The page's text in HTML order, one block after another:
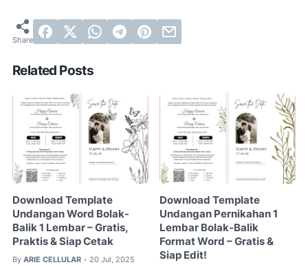
Related Posts
Download Template
Undangan Word Bolak-
Balik 1 Lembar – Gratis,
Praktis & Siap Cetak
By ARIE CELLULAR • 20 Jul, 2025
Download Template
Undangan Pernikahan 1
Lembar Bolak-Balik
Format Word – Gratis &
Siap Edit!